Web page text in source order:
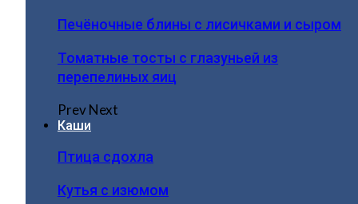
Печёночные блины с лисичками и сыром
Томатные тосты с глазуньей из
перепелиных яиц
PrevNext
Каши
Птица сдохла
Кутья с изюмом